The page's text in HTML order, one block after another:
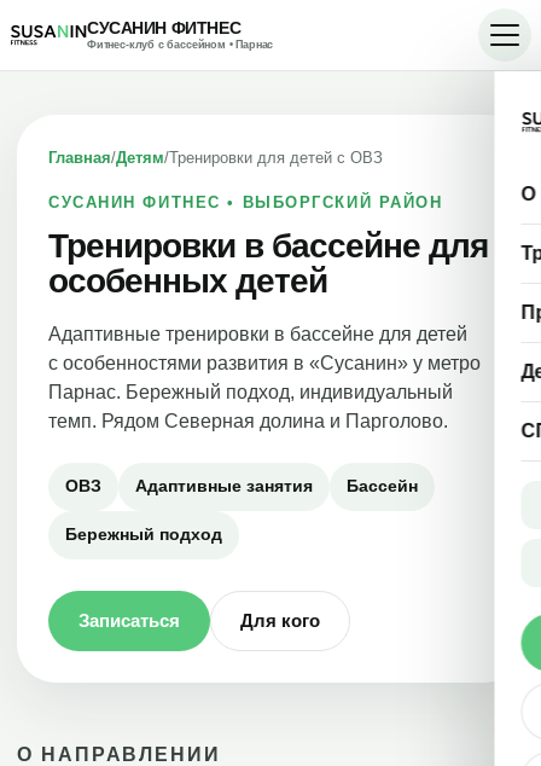
СУСАНИН ФИТНЕС
Фитнес-клуб с бассейном • Парнас
О
Главная/Детям/Тренировки для детей с ОВЗ
СУСАНИН ФИТНЕС • ВЫБОРГСКИЙ РАЙОН
Тренировки в бассейне для
особенных детей
Адаптивные тренировки в бассейне для детей
с особенностями развития в «Сусанин» у метро
Парнас. Бережный подход, индивидуальный
темп. Рядом Северная долина и Парголово.
ОВЗ Адаптивные занятия Бассейн
Бережный подход
Записаться Для кого
О НАПРАВЛЕНИИ